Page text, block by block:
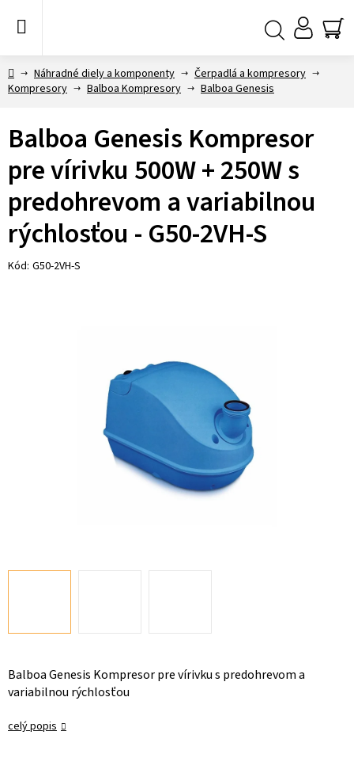
DomovNáhradné diely a komponenty
Čerpadlá a kompresory
Kompresory
Balboa Kompresory Balboa Genesis
Balboa Genesis Kompresor pre vírivku s predohrevom a
variabilnou rýchlosťou
celý popis
Balboa Genesis Kompresor
pre vírivku 500W + 250W s
predohrevom a variabilnou
rýchlosťou - G50-2VH-S
Kód: G50-2VH-S